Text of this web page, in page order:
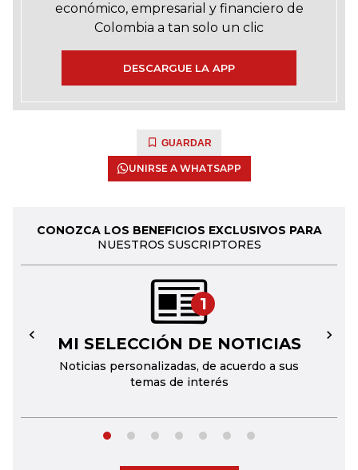
económico, empresarial y financiero de
Colombia a tan solo un clic
DESCARGUE LA APP
GUARDAR
UNIRSE A WHATSAPP
CONOZCA LOS BENEFICIOS EXCLUSIVOS PARA
NUESTROS SUSCRIPTORES
1
MI SELECCIÓN DE NOTICIAS
Noticias personalizadas, de acuerdo a sus
temas de interés
← →